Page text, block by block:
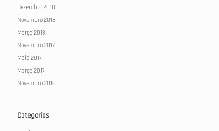
Dezembro 2018
Novembro 2018
Março 2018
Novembro 2017
Maio 2017
Março 2017
Novembro 2016
Categorias